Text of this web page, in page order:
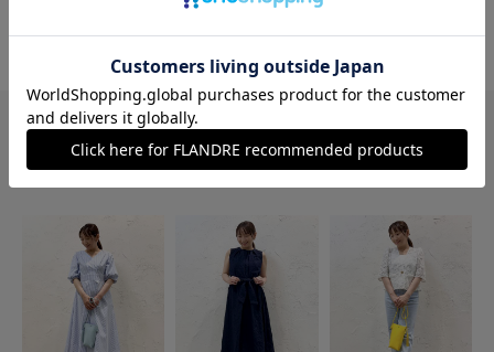
このショップの他のコーディネート